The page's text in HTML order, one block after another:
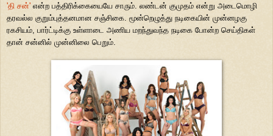
'தி சன்' என்ற பத்திரிக்கையையே சாரும். லண்டன் குமுதம் என்று அடைமொழி
தரவல்ல குறும்புத்தனமான சஞ்சிகை. மூன்றெழுத்து நடிகையின் முன்னழகு
ரகசியம், பார்ட்டிக்கு உள்ளாடை அணிய மறந்துவந்த நடிகை போன்ற செய்திகள்
தான் சன்னில் முன்னிலை பெறும்.